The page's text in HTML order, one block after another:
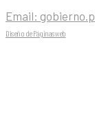
Email:
Diseño de Páginas web